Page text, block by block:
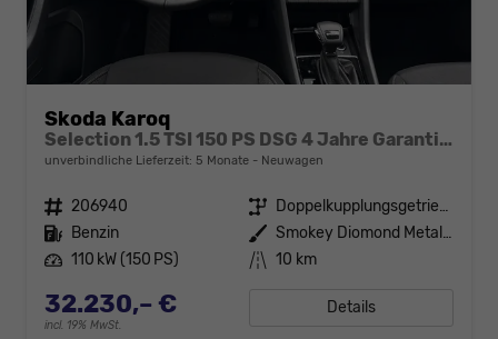
Skoda Karoq
Selection 1.5 TSI 150 PS DSG 4 Jahre Garantie-Anhängerkupplung-Keyless Start-AppleCarPlay-AndroidAuto-Sunset-Tempomat-2-Zonen-Klima-16''Alu
unverbindliche Lieferzeit: 5 Monate Neuwagen
Fahrzeugnr. 206940 Getriebe
Doppelkupplungsgetriebe (DSG)
Kraftstoff Benzin Außenfarbe
Smokey Diomond Metallic
Leistung 110 kW (150 PS) Kilometerstand 10 km
32.230,– €
incl. 19% MwSt.
Details